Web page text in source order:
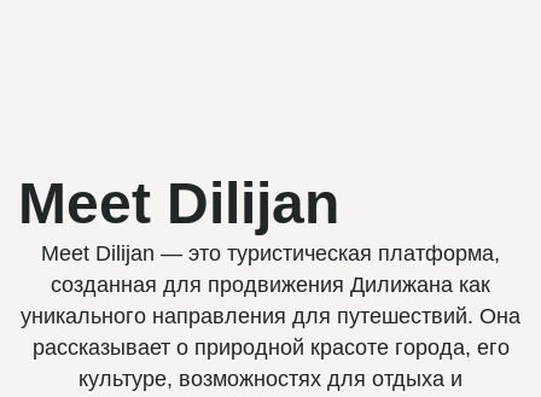
Meet Dilijan
Meet Dilijan — это туристическая платформа,
созданная для продвижения Дилижана как
уникального направления для путешествий. Она
рассказывает о природной красоте города, его
культуре, возможностях для отдыха и